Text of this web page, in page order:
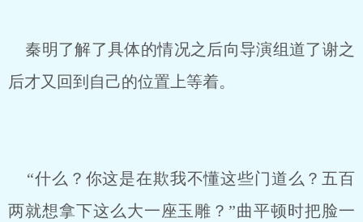
秦明了解了具体的情况之后向导演组道了谢之
后才又回到自己的位置上等着。
“什么？你这是在欺我不懂这些门道么？五百
两就想拿下这么大一座玉雕？”曲平顿时把脸一